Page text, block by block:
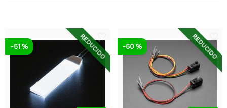
REDUCIDO
-51 % REDUCIDO
-50 %